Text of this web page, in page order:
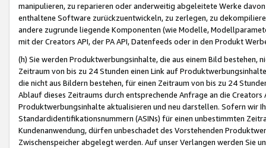
manipulieren, zu reparieren oder anderweitig abgeleitete Werke
enthaltene Software zurückzuentwickeln, zu zerlegen, zu
andere zugrunde liegende Komponenten (wie Modelle,
mit der Creators API, der PA API, Datenfeeds oder in den Produkt
(h) Sie werden Produktwerbungsinhalte, die aus einem Bild bestehen,
Zeitraum von bis zu 24 Stunden einen Link auf
die nicht aus Bildern bestehen, für einen Zeitraum von bis zu 24
Ablauf dieses Zeitraums durch entsprechende Anfrage an die
Produktwerbungsinhalte aktualisieren und neu darstellen. Sofern wir
Standardidentifikationsnummern (ASINs) für einen unbestimmten
Kundenanwendung, dürfen unbeschadet des Vorstehenden
Zwischenspeicher abgelegt werden. Auf unser Verlangen werden Sie